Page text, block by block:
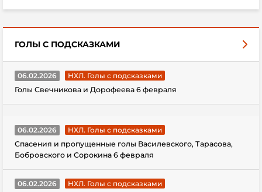
ГОЛЫ С ПОДСКАЗКАМИ
06.02.2026
НХЛ. Голы с подсказками
Голы Свечникова и Дорофеева 6 февраля
06.02.2026
НХЛ. Голы с подсказками
Спасения и пропущенные голы Василевского, Тарасова,
Бобровского и Сорокина 6 февраля
06.02.2026
НХЛ. Голы с подсказками